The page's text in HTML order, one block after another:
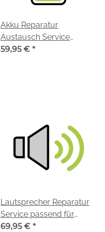
Akku Reparatur
Austausch Service
passend für iPhone 7 Plus
59,95 € *
Lautsprecher Reparatur
Service passend für
iPhone 7 Plus
69,95 € *